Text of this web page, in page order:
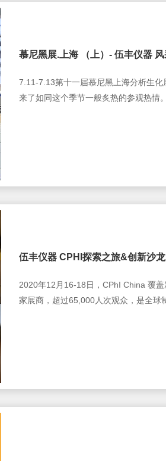
慕尼黑展.上海 （上）- 伍丰仪器
7.11-7.13第十一届慕尼黑上海分析生
来了如同这个季节一般炙热的参观热
伍丰仪器 CPHI探索之旅&创新沙龙
2020年12月16-18日，CPhI China 覆
家展商，超过65,000人次观众，是全球